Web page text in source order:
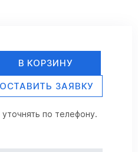
В КОРЗИНУ
ОСТАВИТЬ ЗАЯВКУ
по телефону.